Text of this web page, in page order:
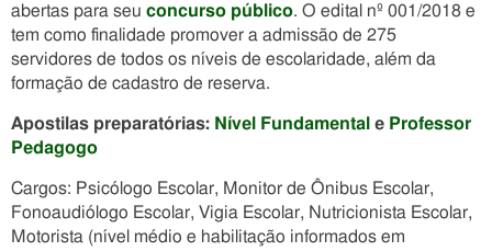
abertas para seu concurso público. O edital nº 001/2018 e
tem como finalidade promover a admissão de 275
servidores de todos os níveis de escolaridade, além da
formação de cadastro de reserva.
Apostilas preparatórias: Nível Fundamental e Professor
Pedagogo
Cargos: Psicólogo Escolar, Monitor de Ônibus Escolar,
Fonoaudiólogo Escolar, Vigia Escolar, Nutricionista Escolar,
Motorista (nível médio e habilitação informados em